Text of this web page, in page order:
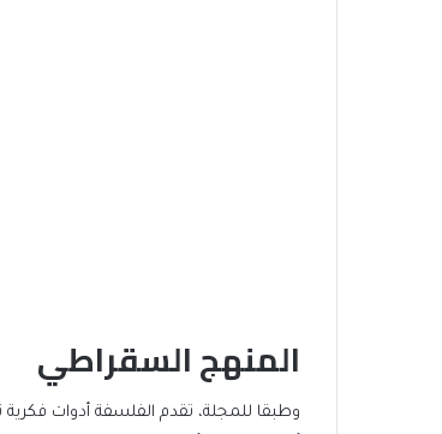
المنهج السقراطي
وطبقا للمجلة، تقدم الفلسفة أدوات